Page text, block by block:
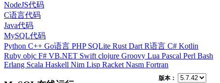
NodeJS代码
C语言代码
Java代码
MySQL代码
Python C++ Go语言 PHP SQLite Rust Dart R语言 C# Kotlin
Ruby objc F# VB.NET Swift clojure Groovy Lua Pascal Perl Bash
Erlang Scala Haskell Nim Lisp Racket Nasm Fortran
版本：